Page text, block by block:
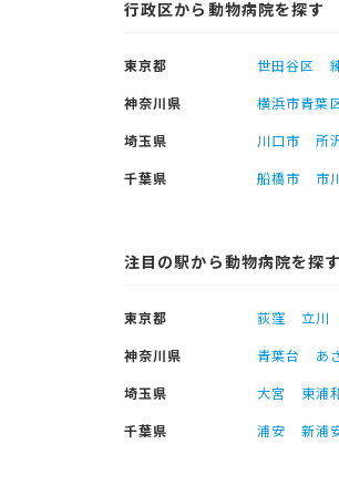
行政区から動物病院を探す
東京都 世田谷区
神奈川県
横浜市青葉
埼玉県
川口市 所
千葉県
船橋市 市
注目の駅から動物病院を探す
東京都 荻窪 立川
神奈川県
青葉台 あ
埼玉県
大宮 東浦
千葉県
浦安 新浦